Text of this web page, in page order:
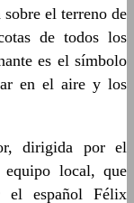
el terreno de
de todos los
es el símbolo
en el aire y los
dirigida por el
local, que
el español Félix